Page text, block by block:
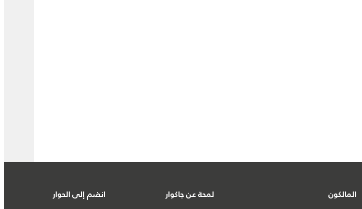
المالكون لمحة عن جاكوار انضم إلى الحوار